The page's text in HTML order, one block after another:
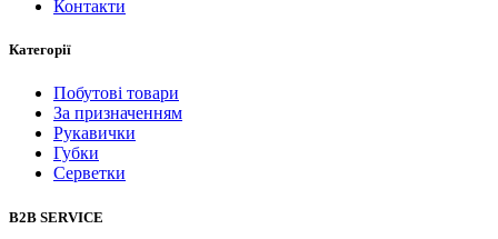
Контакти
Категорії
Побутові товари
За призначенням
Рукавички
Губки
Серветки
B2B SERVICE